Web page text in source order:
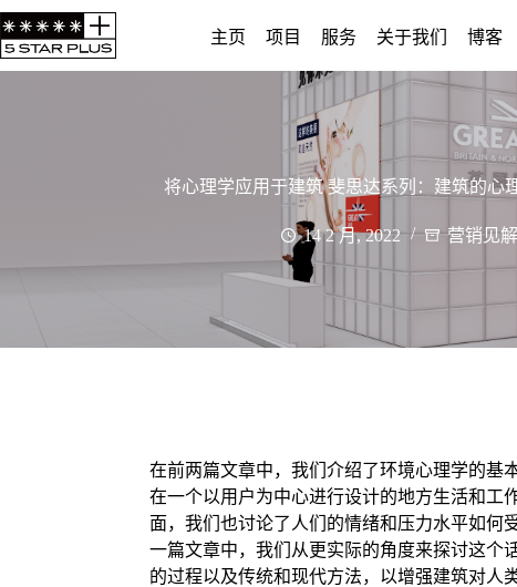
主页 项目 服务 关于我们 博客
将心理学应用于建筑 斐思达系列：建筑的心
14 2 月, 2022 营销见
在前两篇文章中，我们介绍了环境心理学的基
在一个以用户为中心进行设计的地方生活和工
面，我们也讨论了人们的情绪和压力水平如何
一篇文章中，我们从更实际的角度来探讨这个
的过程以及传统和现代方法，以增强建筑对人